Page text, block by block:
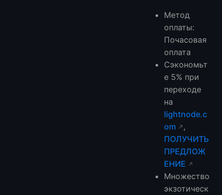
Метод
оплаты:
Почасовая
оплата
Сэкономьт
е 5% при
переходе
на
lightnode.c
om
,
ПОЛУЧИТЬ
ПРЕДЛОЖ
ЕНИЕ
Множество
экзотическ